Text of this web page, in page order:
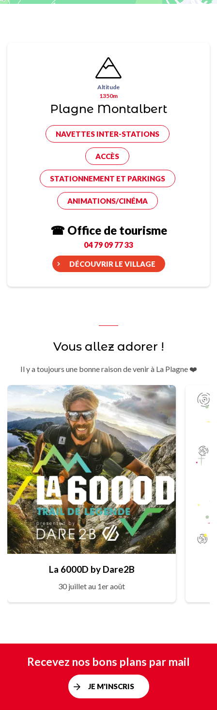
Altitude
1350m
Plagne Montalbert
NAVETTES INTER-STATIONS
ACCÈS
STATIONNEMENT ET PARKINGS
ANIMATIONS/CINÉMA
☎ Office de tourisme
04 79 09 77 33
DÉCOUVRIR LE VILLAGE
Vous allez adorer !
Il y a toujours une bonne raison de venir à La Plagne ❤️
La 6000D by Dare2B
30 juillet au 1er août
Recevez nos bons plans par mail
JE M'INSCRIS